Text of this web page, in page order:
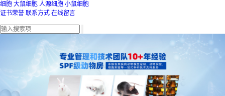
细胞 大鼠细胞 人源细胞 小鼠细胞
证书荣誉 联系方式 在线留言